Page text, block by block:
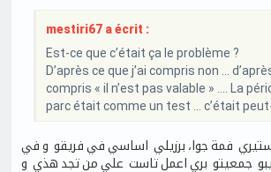
mestiri67 a écrit :
Est-ce que c’était ça le problème ?
D’après ce que j’ai compris non …
compris « il n’est pas valable » …. La
parc était comme un test … c’était
فمة جوا، برزيلي اساسي في فريقو و في
جمعيتو بري اعمل تاست علي من تجد هذي و